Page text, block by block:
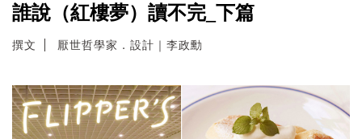
誰說（紅樓夢）讀不完_下篇
撰文 厭世哲學家．設計｜李政勳